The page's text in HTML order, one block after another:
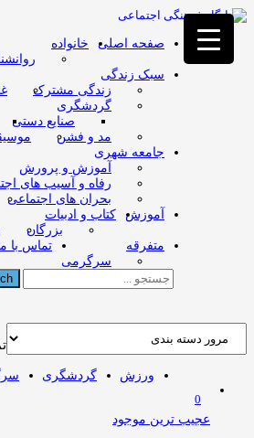
فصد
تهران
صفحه اصلی
خانواده
سبک زندگی
زندگی مشترک
گردشگری
صنایع دستی
مد و فشن
جامعه شهری
آموزش و پرورش
رفاه و آسیب های
بحران های اجتماعی
آموزش
کتاب و ادبیات
بزرگان
متفرقه
سرگرمی
تماس با
ورزش گردشگری
0
عجیب ترین موجود